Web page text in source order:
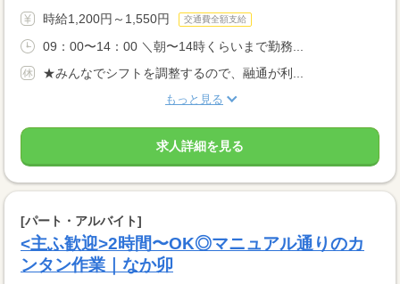
時給1,200円～1,550円 交通費全額支給
09：00〜14：00 ＼朝〜14時くらいまで勤務...
★みんなでシフトを調整するので、融通が利...
もっと見る
求人詳細を見る
[パート・アルバイト]
<主ふ歓迎>2時間〜OK◎マニュアル通りのカ
ンタン作業｜なか卯